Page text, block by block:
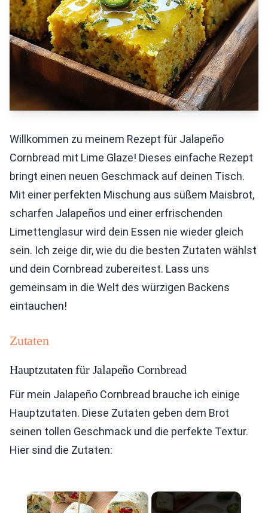
Willkommen zu meinem Rezept für Jalapeño
Cornbread mit Lime Glaze! Dieses einfache Rezept
bringt einen neuen Geschmack auf deinen Tisch.
Mit einer perfekten Mischung aus süßem Maisbrot,
scharfen Jalapeños und einer erfrischenden
Limettenglasur wird dein Essen nie wieder gleich
sein. Ich zeige dir, wie du die besten Zutaten wählst
und dein Cornbread zubereitest. Lass uns
gemeinsam in die Welt des würzigen Backens
eintauchen!
Zutaten
Hauptzutaten für Jalapeño Cornbread
Für mein Jalapeño Cornbread brauche ich einige
Hauptzutaten. Diese Zutaten geben dem Brot
seinen tollen Geschmack und die perfekte Textur.
Hier sind die Zutaten:
×